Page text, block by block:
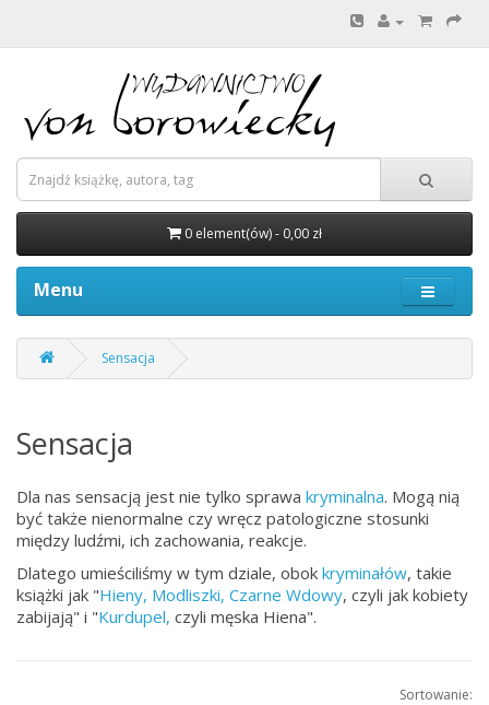
0 element(ów) - 0,00 zł
Menu
Sensacja
Sensacja
Dla nas sensacją jest nie tylko sprawa kryminalna. Mogą nią
być także nienormalne czy wręcz patologiczne stosunki
między ludźmi, ich zachowania, reakcje.
Dlatego umieściliśmy w tym dziale, obok kryminałów, takie
książki jak "Hieny, Modliszki, Czarne Wdowy, czyli jak kobiety
zabijają" i "Kurdupel, czyli męska Hiena".
Sortowanie: